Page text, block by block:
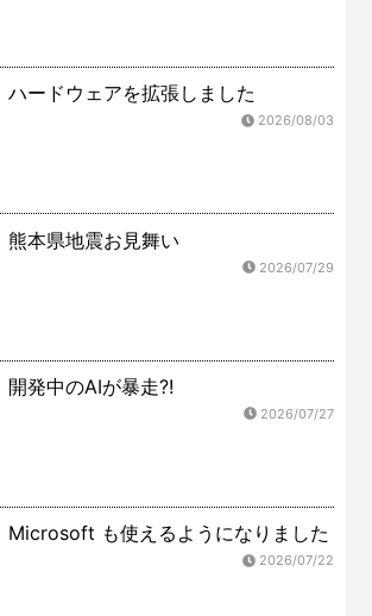
ハードウェアを拡張しました
2026/08/03
熊本県地震お見舞い
2026/07/29
開発中のAIが暴走?!
2026/07/27
Microsoft も使えるようになりました
2026/07/22